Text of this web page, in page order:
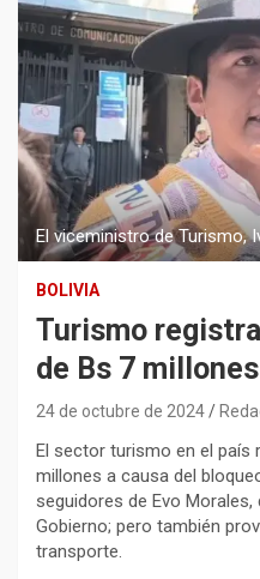
El viceministro de Turismo,
BOLIVIA
Turismo
de Bs 7 millones
24 de octubre de 2024
El sector turismo en el país
millones a causa del
seguidores de Evo
Gobierno; pero también
transporte.